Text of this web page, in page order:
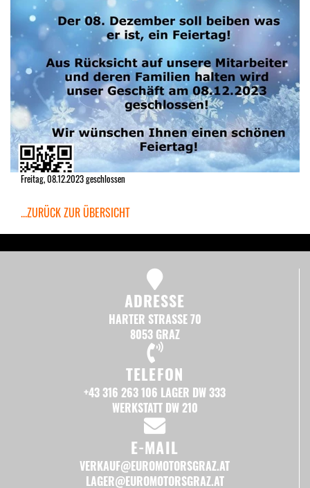
Freitag, 08.12.2023 geschlossen
...ZURÜCK ZUR ÜBERSICHT
ADRESSE
HARTER STRASSE 70
8053 GRAZ
TELEFON
+43 316 263 106 LAGER DW 333
WERKSTATT DW 210
E-MAIL
VERKAUF@EUROMOTORSGRAZ.AT
LAGER@EUROMOTORSGRAZ.AT